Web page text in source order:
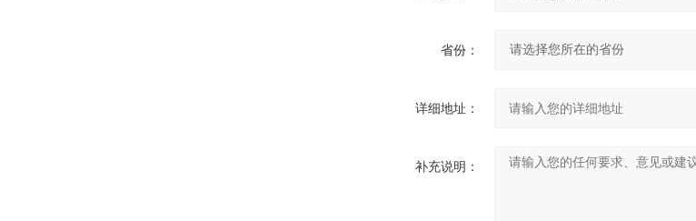
省份：
详细地址：
补充说明：